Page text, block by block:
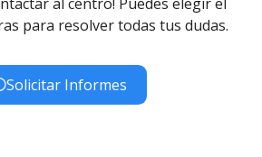
para resolver todas tus dudas.
Solicitar Informes